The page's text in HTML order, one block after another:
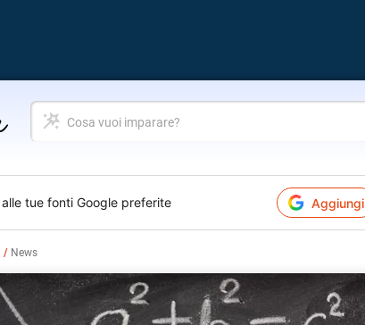
Cosa
vuoi
alle tue fonti Google preferite Aggiungi
News